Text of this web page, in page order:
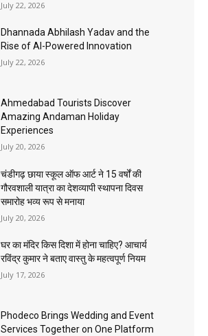
July 22, 2026
Dhannada Abhilash Yadav and the
Rise of AI-Powered Innovation
July 22, 2026
Ahmedabad Tourists Discover
Amazing Andaman Holiday
Experiences
July 20, 2026
चंडीगढ़ छाया स्कूल ऑफ आर्ट ने 15 वर्षों की
गौरवशाली यात्रा का देशव्यापी स्थापना दिवस
समारोह भव्य रूप से मनाया
July 20, 2026
घर का मंदिर किस दिशा में होना चाहिए? आचार्य
रविंद्र कुमार ने बताए वास्तु के महत्वपूर्ण नियम
July 17, 2026
Phodeco Brings Wedding and Event
Services Together on One Platform